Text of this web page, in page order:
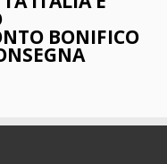
BONIFICO